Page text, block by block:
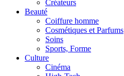
Créateurs
Beauté
Coiffure homme
Cosmétiques et Parfums
Soins
Sports, Forme
Culture
Cinéma